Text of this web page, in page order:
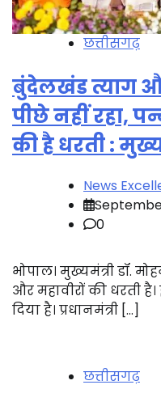
छत्तीसगढ़
बुंदेलखंड त्याग
पीछे नहीं रहा,
की है धरती :
News
0
भोपाल। मुख्यमंत्री डॉ.
और महावीरों की धरती
दिया है। प्रधानमंत्री […]
छत्तीसगढ़